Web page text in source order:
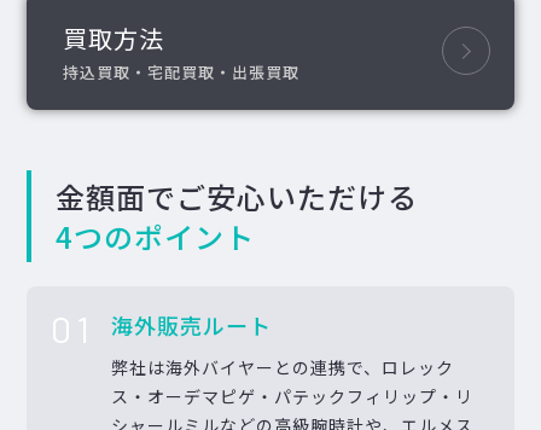
買取方法
持込買取・宅配買取・出張買取
金額面でご安心いただける
4つのポイント
01 海外販売ルート
弊社は海外バイヤーとの連携で、ロレック
ス・オーデマピゲ・パテックフィリップ・リ
シャールミルなどの高級腕時計や、エルメス